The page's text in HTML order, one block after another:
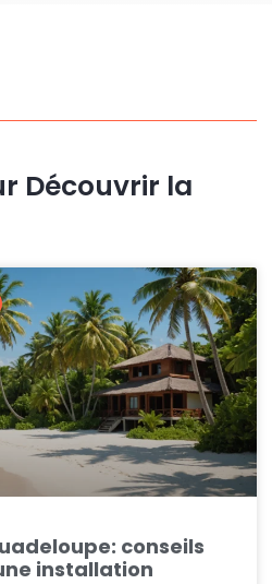
Découvrir la
conseils
installation